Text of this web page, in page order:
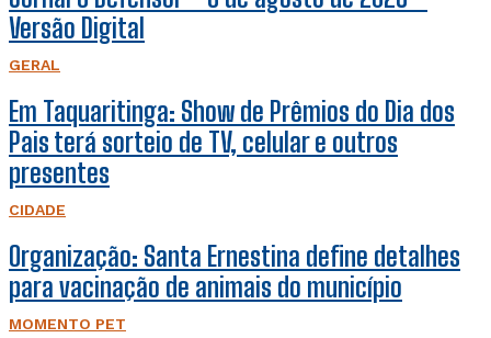
Versão Digital
GERAL
Em Taquaritinga: Show de Prêmios do Dia dos
Pais terá sorteio de TV, celular e outros
presentes
CIDADE
Organização: Santa Ernestina define detalhes
para vacinação de animais do município
MOMENTO PET